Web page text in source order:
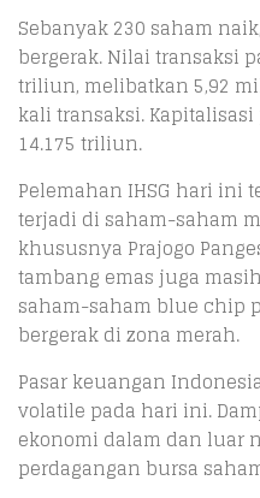
Sebanyak 230 saham
bergerak. Nilai transaksi
triliun, melibatkan 5,92
kali transaksi.
14.175 triliun.
Pelemahan IHSG hari ini
terjadi di saham-saham
khususnya Prajogo
tambang emas juga
saham-saham blue chip
bergerak di zona merah.
Pasar keuangan
volatile pada hari ini.
ekonomi dalam dan luar
perdagangan bursa